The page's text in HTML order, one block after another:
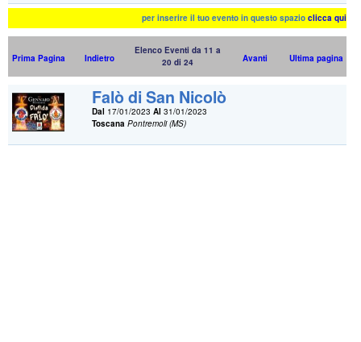
per inserire il tuo evento in questo spazioclicca qui
Prima Pagina Indietro
Elenco Eventi da 11 a
20 di 24
Avanti Ultima pagina
Falò di San Nicolò
Dal 17/01/2023Al 31/01/2023
Toscana Pontremoli (MS)